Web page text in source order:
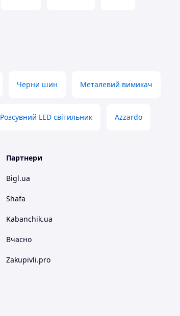
Черни шин Металевий вимикач
Розсувний LED світильник Azzardo
Партнери
Bigl.ua
Shafa
Kabanchik.ua
Вчасно
Zakupivli.pro